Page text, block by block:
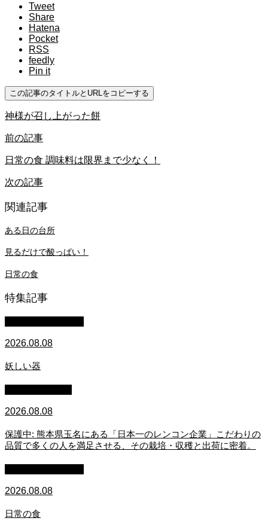
Tweet
Share
Hatena
Pocket
RSS
feedly
Pin it
この記事のタイトルとURLをコピーする
神様が召し上がった餅
前の記事
日常の食 調味料は限界まで少なく！
次の記事
関連記事
ある日の台所
見るだけで酸っぱい！
日常の食
特集記事
2026.08.08
妖しい器
2026.08.08
保護中: 熊本県玉名にある「日本一のレンコン企業」こだわりの
品質で多くの人を満足させる、その栽培・収穫と出荷に密着。
2026.08.08
日常の食